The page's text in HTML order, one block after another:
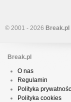
© 2001 - 2026 Break.pl
Break.pl
O nas
Regulamin
Polityka
Polityka cookies